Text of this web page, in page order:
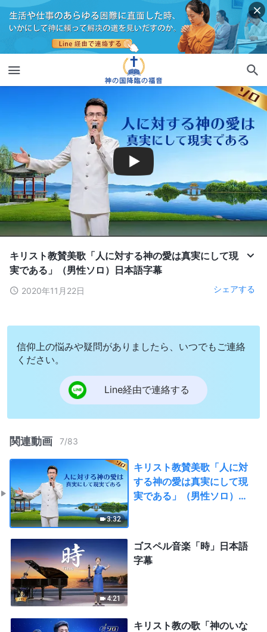
キリスト教賛美歌「人に対する神の愛は真実にして現
実である」（男性ソロ）日本語字幕
2020年11月22日 シェアする
信仰上の悩みや疑問がありましたら、いつでもご連絡
ください。
Line経由で連絡する
関連動画 7/83
3:32
キリスト教賛美歌「人に対
する神の愛は真実にして現
実である」（男性ソロ）日
4:21
ゴスペル音楽「時」日本語
字幕
キリスト教の歌「神のいな